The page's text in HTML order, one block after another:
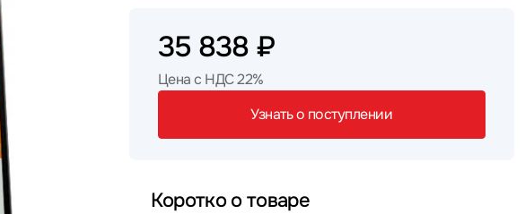
35 838 ₽
Цена с НДС 22%
Узнать о поступлении
Коротко о товаре